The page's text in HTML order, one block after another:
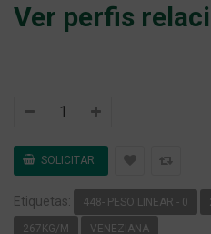
Ver perfis
Etiquetas: 448- PESO LINEAR - 0
267KG/M VENEZIANA